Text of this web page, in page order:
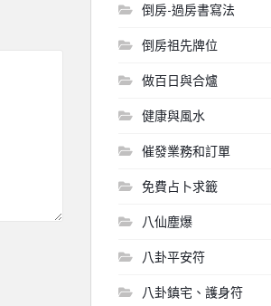
倒房-過房書寫法
倒房祖先牌位
做百日與合爐
健康與風水
催發業務和訂單
免費占卜求籤
八仙塵爆
八卦平安符
八卦鎮宅、護身符